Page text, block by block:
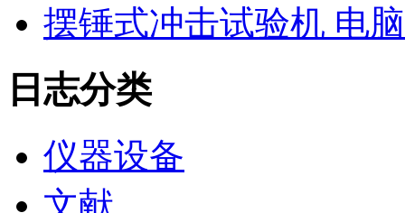
摆锤式冲击试验机 电
日志分类
仪器设备
文献